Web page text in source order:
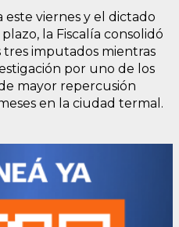
este viernes y el dictado
la Fiscalía consolidó
tres imputados mientras
por uno de los
mayor repercusión
en la ciudad termal.